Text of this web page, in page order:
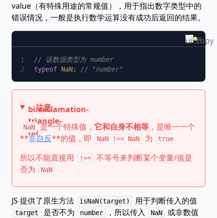
value（有特殊用途的常规值），用于指出数字类型中的
错误情况，一般是执行数学运算没有成功后返回的结果。
uil:copy
js
typeof NaN;
bi:exclamation-
triangle-
fill
注意
NaN 是一个特殊值， 它和自身不相等 ，是唯一一个
**非自反**的值，即 NaN !== NaN 为 true
所以不能直接用 !==
不等号来判断某个变量/值是
否为
NaN
JS 提供了原生方法 isNaN(target) 用于判断传入的值
target 是否不为 number ，所以传入 NaN
或非数值